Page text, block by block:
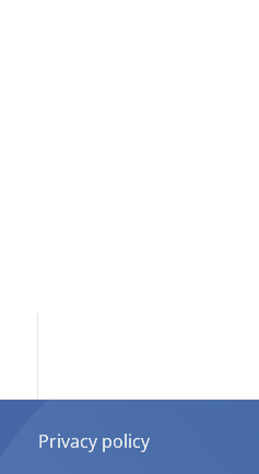
Privacy policy